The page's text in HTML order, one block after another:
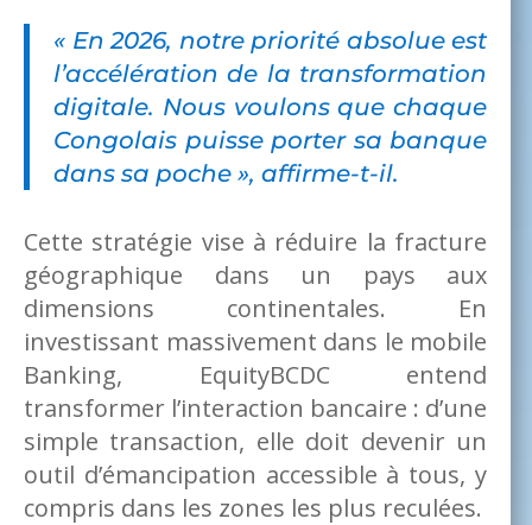
« En 2026, notre priorité absolue est
l’accélération de la transformation
digitale. Nous voulons que chaque
Congolais puisse porter sa banque
dans sa poche », affirme-t-il.
Cette stratégie vise à réduire la fracture
géographique dans un pays aux
dimensions continentales. En
investissant massivement dans le mobile
Banking, EquityBCDC entend
transformer l’interaction bancaire : d’une
simple transaction, elle doit devenir un
outil d’émancipation accessible à tous, y
compris dans les zones les plus reculées.